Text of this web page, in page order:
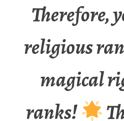
Therefore,
religious
magical
ranks!